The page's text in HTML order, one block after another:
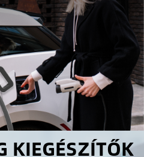
KIEGÉSZÍTŐK